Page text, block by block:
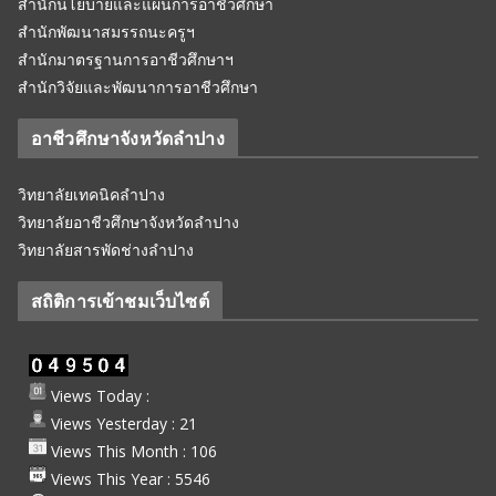
สำนักพัฒนาสมรรถนะครูฯ
สำนักมาตรฐานการอาชีวศึกษาฯ
สำนักวิจัยและพัฒนาการอาชีวศึกษา
อาชีวศึกษาจังหวัดลำปาง
วิทยาลัยเทคนิคลำปาง
วิทยาลัยอาชีวศึกษาจังหวัดลำปาง
วิทยาลัยสารพัดช่างลำปาง
สถิติการเข้าชมเว็บไซต์
Views Today :
Views Yesterday : 21
Views This Month : 106
Views This Year : 5546